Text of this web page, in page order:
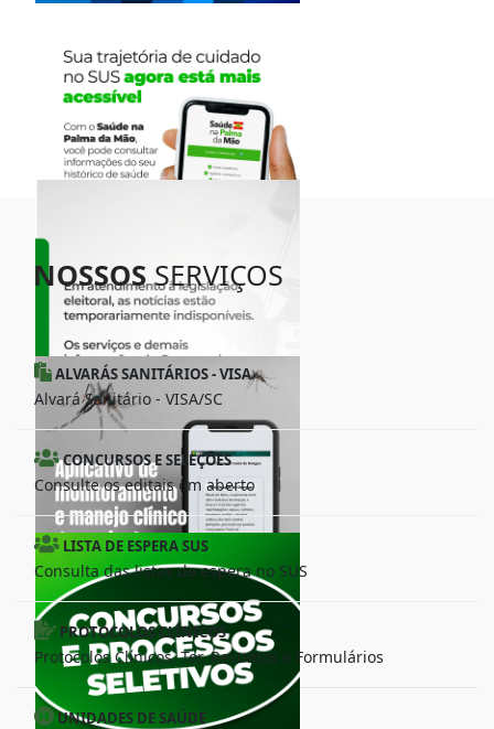
NOSSOSSERVIÇOS
ALVARÁS SANITÁRIOS - VISA
Alvará Sanitário - VISA/SC
CONCURSOS E SELEÇÕES
Consulte os editais em aberto
LISTA DE ESPERA SUS
Consulta das listas de espera no SUS
PROTOCOLOS CLÍNICOS
Protocolos Clínicos, Ter, Resumos e Formulários
UNIDADES DE SAÚDE